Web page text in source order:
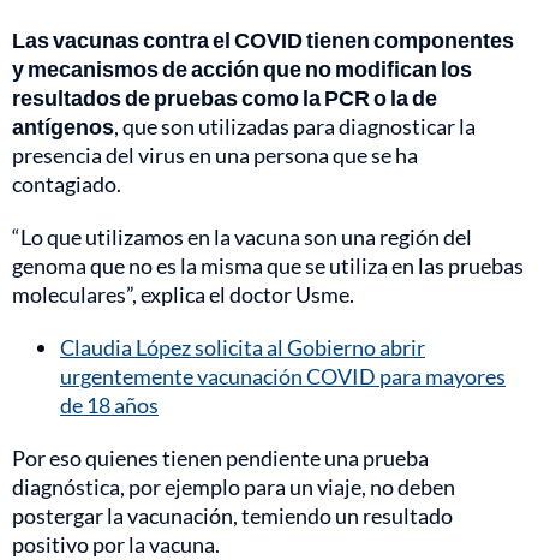
Las vacunas contra el COVID tienen componentes
y mecanismos de acción que no modifican los
resultados de pruebas como la PCR o la de
antígenos, que son utilizadas para diagnosticar la
presencia del virus en una persona que se ha
contagiado.
“Lo que utilizamos en la vacuna son una región del
genoma que no es la misma que se utiliza en las pruebas
moleculares”, explica el doctor Usme.
Claudia López solicita al Gobierno abrir
urgentemente vacunación COVID para mayores
de 18 años
Por eso quienes tienen pendiente una prueba
diagnóstica, por ejemplo para un viaje, no deben
postergar la vacunación, temiendo un resultado
positivo por la vacuna.